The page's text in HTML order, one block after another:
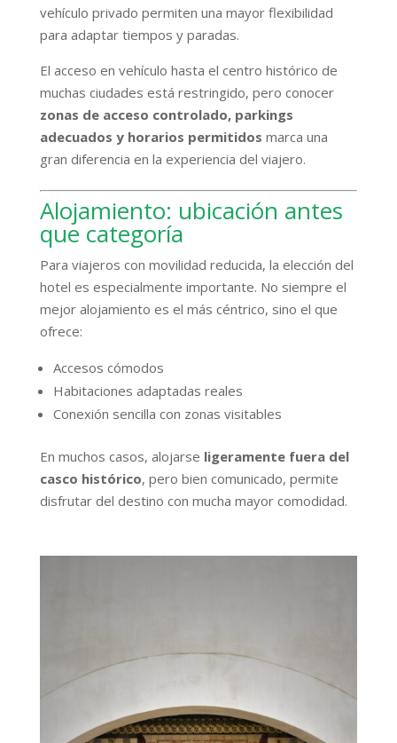
vehículo privado permiten una mayor flexibilidad
para adaptar tiempos y paradas.
El acceso en vehículo hasta el centro histórico de
muchas ciudades está restringido, pero conocer
zonas de acceso controlado, parkings
adecuados y horarios permitidos marca una
gran diferencia en la experiencia del viajero.
Alojamiento: ubicación antes
que categoría
Para viajeros con movilidad reducida, la elección del
hotel es especialmente importante. No siempre el
mejor alojamiento es el más céntrico, sino el que
ofrece:
Accesos cómodos
Habitaciones adaptadas reales
Conexión sencilla con zonas visitables
En muchos casos, alojarse ligeramente fuera del
casco histórico, pero bien comunicado, permite
disfrutar del destino con mucha mayor comodidad.